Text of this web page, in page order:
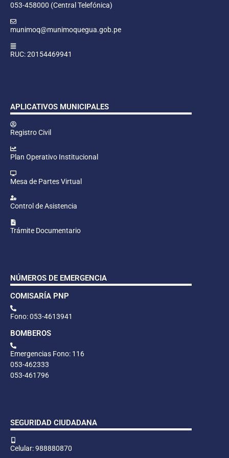
053-458000 (Central Telefónica)
munimoq@munimoquegua.gob.pe
RUC: 20154469941
APLICATIVOS MUNICIPALES
Registro Civil
Plan Operativo Institucional
Mesa de Partes Virtual
Control de Asistencia
Trámite Documentario
NÚMEROS DE EMERGENCIA
COMISARÍA PNP
Fono: 053-4613941
BOMBEROS
Emergencias Fono: 116
053-462333
053-461796
SEGURIDAD CIUDADANA
Celular: 988880870